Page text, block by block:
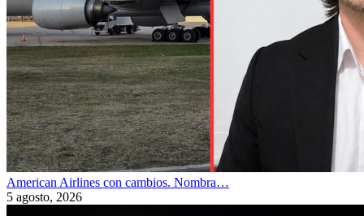
American Airlines con cambios. Nombra…
5 agosto, 2026